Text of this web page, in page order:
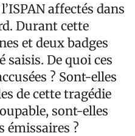
affectés dans
Durant cette
et deux badges
saisis. De quoi ces
? Sont-elles
de cette tragédie
sont-elles
émissaires ?